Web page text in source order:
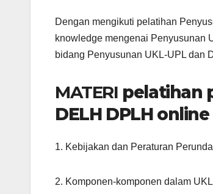
Dengan mengikuti pelatihan
knowledge mengenai Penyusunan
bidang Penyusunan UKL-UPL dan
MATERI pelatihan
DELH DPLH
1. Kebijakan dan Peraturan
2. Komponen-komponen dalam